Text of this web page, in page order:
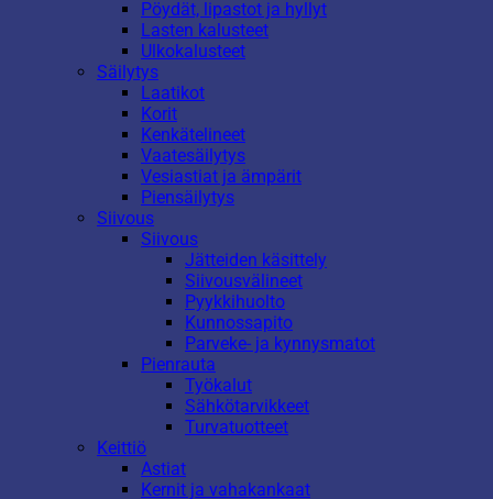
Pöydät, lipastot ja hyllyt
Lasten kalusteet
Ulkokalusteet
Säilytys
Laatikot
Korit
Kenkätelineet
Vaatesäilytys
Vesiastiat ja ämpärit
Piensäilytys
Siivous
Siivous
Jätteiden käsittely
Siivousvälineet
Pyykkihuolto
Kunnossapito
Parveke- ja kynnysmatot
Pienrauta
Työkalut
Sähkötarvikkeet
Turvatuotteet
Keittiö
Astiat
Kernit ja vahakankaat